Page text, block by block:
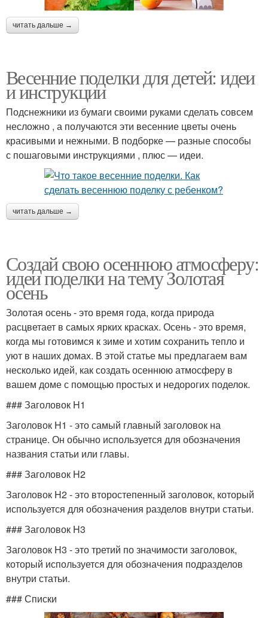
читать дальше →
Весенние поделки для детей: идеи
и инструкции
Подснежники из бумаги своими руками сделать совсем
несложно , а получаются эти весенние цветы очень
красивыми и нежными. В подборке — разные способы
с пошаговыми инструкциями , плюс — идеи.
читать дальше →
Создай свою осеннюю атмосферу:
идеи поделки на тему Золотая
осень
Золотая осень - это время года, когда природа
расцветает в самых ярких красках. Осень - это время,
когда мы готовимся к зиме и хотим сохранить тепло и
уют в наших домах. В этой статье мы предлагаем вам
несколько идей, как создать осеннюю атмосферу в
вашем доме с помощью простых и недорогих поделок.
### Заголовок H1
Заголовок H1 - это самый главный заголовок на
странице. Он обычно используется для обозначения
названия статьи или главы.
### Заголовок H2
Заголовок H2 - это второстепенный заголовок, который
используется для обозначения разделов внутри статьи.
### Заголовок H3
Заголовок H3 - это третий по значимости заголовок,
который используется для обозначения подразделов
внутри статьи.
### Списки